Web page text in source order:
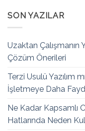
SON YAZILAR
Uzaktan Çalışmanın
Çözüm Önerileri
Terzi Usulü Yazılım
İşletmeye Daha
Ne Kadar Kapsamlı
Hatlarında Neden